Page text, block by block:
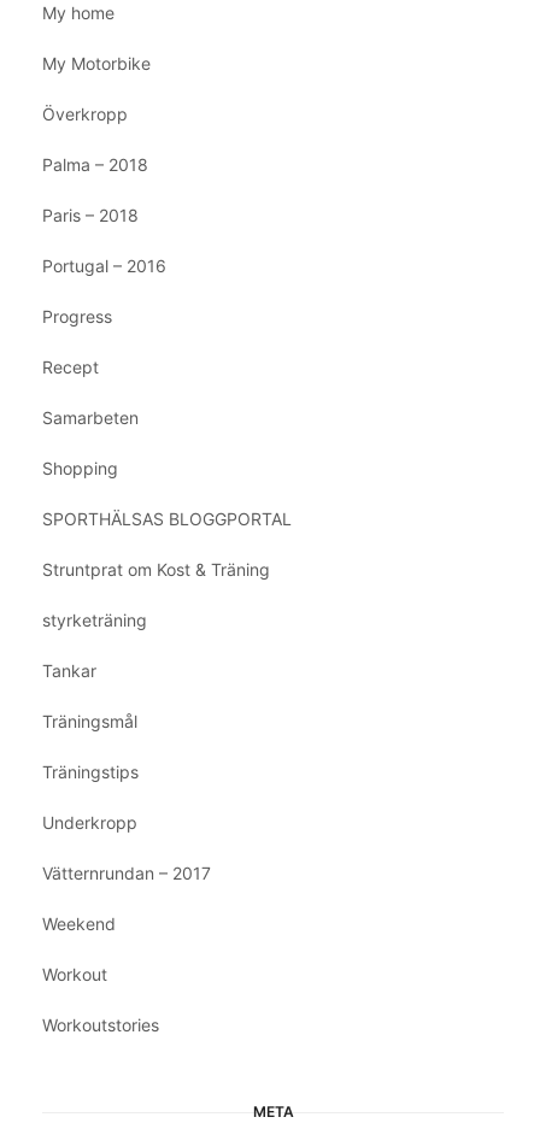
My home
My Motorbike
Överkropp
Palma – 2018
Paris – 2018
Portugal – 2016
Progress
Recept
Samarbeten
Shopping
SPORTHÄLSAS BLOGGPORTAL
Struntprat om Kost & Träning
styrketräning
Tankar
Träningsmål
Träningstips
Underkropp
Vätternrundan – 2017
Weekend
Workout
Workoutstories
META